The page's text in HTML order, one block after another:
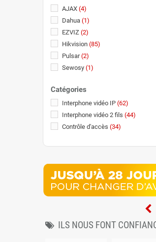
AJAX (4)
Dahua (1)
EZVIZ (2)
Hikvision (85)
Pulsar(2)
Sewosy (1)
Catégories
Interphone vidéo IP (62)
Interphone vidéo 2 fils (44)
Contrôle d'accès (34)
ILS NOUS FONT